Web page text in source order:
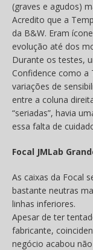
(graves e agudos)
Acredito que a
da B&W. Eram
evolução até dos
Durante os testes,
Confidence como a
variações de
entre a coluna
“seriadas”, havia
essa falta de
Focal JMLab
As caixas da Focal
bastante neutras
linhas inferiores.
Apesar de ter
fabricante,
negócio acabou